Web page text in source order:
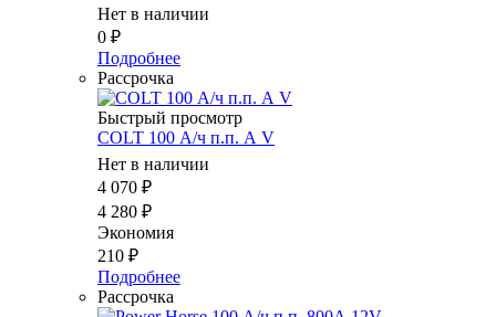
Нет в наличии
0 ₽
Подробнее
Рассрочка
Быстрый просмотр
COLT 100 А/ч п.п. А V
Нет в наличии
4 070 ₽
4 280 ₽
Экономия
210 ₽
Подробнее
Рассрочка